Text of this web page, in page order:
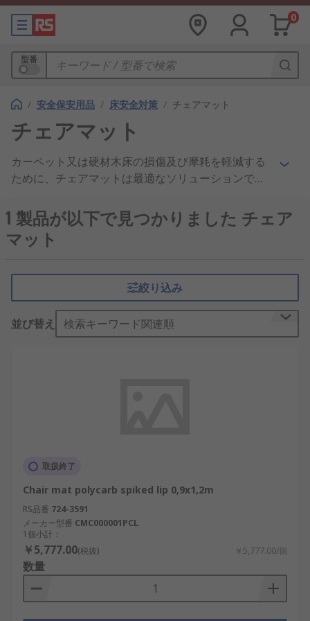
0
型番
/ 安全保安用品 / 床安全対策 / チェアマット
チェアマット
カーペット又は硬材木床の損傷及び摩耗を軽減する
ために、チェアマットは最適なソリューションで
れ、キャスター / 椅子の脚による引っ掻き傷及び衝
撃から床を保護します。椅子に座っている作業者が
前後に移動すると、必ず床面の消耗につながりま
面積をできるだけ長い間新しく見えるように保ちま
す。 このマットは、硬い床で使用する場合は滑らか
な底で取り付け、カーペット面にしっかり固定する
場合はスパイクグリップで取り付けます。それぞれ
1 製品が以下で見つかりました チェア
マット
絞り込み
並び替え 検索キーワード関連順
取扱終了
Chair mat polycarb spiked lip 0,9x1,2m
RS品番 724-3591
メーカー型番 CMC000001PCL
1個小計：
￥5,777.00(税抜) ￥5,777.00/個
数量